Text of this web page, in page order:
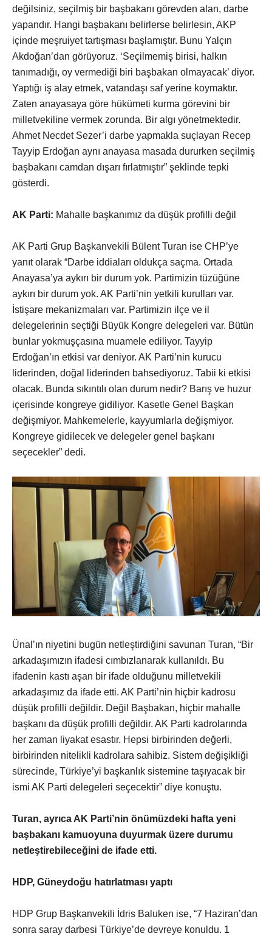
değilsiniz, seçilmiş bir başbakanı görevden alan, darbe
yapandır. Hangi başbakanı belirlerse belirlesin, AKP
içinde meşruiyet tartışması başlamıştır. Bunu Yalçın
Akdoğan’dan görüyoruz. ‘Seçilmemiş birisi, halkın
tanımadığı, oy vermediği biri başbakan olmayacak’ diyor.
Yaptığı iş alay etmek, vatandaşı saf yerine koymaktır.
Zaten anayasaya göre hükümeti kurma görevini bir
milletvekiline vermek zorunda. Bir algı yönetmektedir.
Ahmet Necdet Sezer’i darbe yapmakla suçlayan Recep
Tayyip Erdoğan aynı anayasa masada dururken seçilmiş
başbakanı camdan dışarı fırlatmıştır” şeklinde tepki
gösterdi.
AK Parti: Mahalle başkanımız da düşük profilli değil
AK Parti Grup Başkanvekili Bülent Turan ise CHP’ye
yanıt olarak “Darbe iddiaları oldukça saçma. Ortada
Anayasa’ya aykırı bir durum yok. Partimizin tüzüğüne
aykırı bir durum yok. AK Parti’nin yetkili kurulları var.
İstişare mekanizmaları var. Partimizin ilçe ve il
delegelerinin seçtiği Büyük Kongre delegeleri var. Bütün
bunlar yokmuşçasına muamele ediliyor. Tayyip
Erdoğan’ın etkisi var deniyor. AK Parti’nin kurucu
liderinden, doğal liderinden bahsediyoruz. Tabii ki etkisi
olacak. Bunda sıkıntılı olan durum nedir? Barış ve huzur
içerisinde kongreye gidiliyor. Kasetle Genel Başkan
değişmiyor. Mahkemelerle, kayyumlarla değişmiyor.
Kongreye gidilecek ve delegeler genel başkanı
seçecekler” dedi.
Ünal’ın niyetini bugün netleştirdiğini savunan Turan, “Bir
arkadaşımızın ifadesi cımbızlanarak kullanıldı. Bu
ifadenin kastı aşan bir ifade olduğunu milletvekili
arkadaşımız da ifade etti. AK Parti’nin hiçbir kadrosu
düşük profilli değildir. Değil Başbakan, hiçbir mahalle
başkanı da düşük profilli değildir. AK Parti kadrolarında
her zaman liyakat esastır. Hepsi birbirinden değerli,
birbirinden nitelikli kadrolara sahibiz. Sistem değişikliği
sürecinde, Türkiye’yi başkanlık sistemine taşıyacak bir
ismi AK Parti delegeleri seçecektir” diye konuştu.
Turan, ayrıca AK Parti’nin önümüzdeki hafta yeni
başbakanı kamuoyuna duyurmak üzere durumu
netleştirebileceğini de ifade etti.
HDP, Güneydoğu hatırlatması yaptı
HDP Grup Başkanvekili İdris Baluken ise, “7 Haziran’dan
sonra saray darbesi Türkiye’de devreye konuldu. 1